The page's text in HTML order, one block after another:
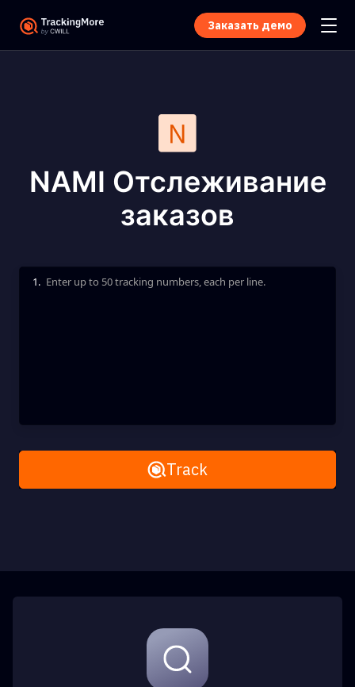
Заказать демо
NAMI Отслеживание
заказов
Enter up to 50 tracking numbers, each per line.
1.
Remove AllTrack